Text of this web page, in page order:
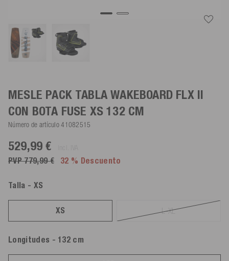
MESLE PACK TABLA WAKEBOARD FLX II
CON BOTA FUSE XS 132 CM
Número de artículo 41082515
529,99 €
PVP 779,99 € 32 % Descuento
Talla - XS
XS L-XL
Longitudes - 132 cm